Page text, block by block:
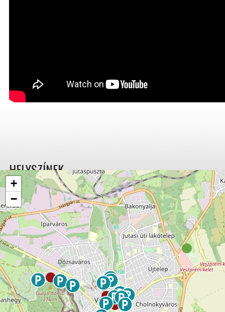
+
−
HELYSZÍNEK